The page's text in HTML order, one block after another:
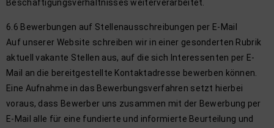
Beschäftigungsverhältnisses weiterverarbeitet.
6.6 Bewerbungen auf Stellenausschreibungen per E-Mail
Auf unserer Website schreiben wir in einer gesonderten Rubrik
aktuell vakante Stellen aus, auf die sich Interessenten per E-
Mail an die bereitgestellte Kontaktadresse bewerben können.
Eine Aufnahme in das Bewerbungsverfahren setzt hierbei
voraus, dass Bewerber uns zusammen mit der Bewerbung per
E-Mail alle für eine fundierte und informierte Beurteilung und